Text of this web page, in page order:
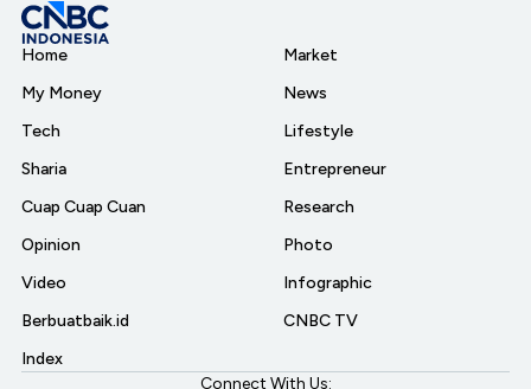
Home
My Money
Tech
Sharia
Cuap Cuap Cuan
Opinion
Video
Berbuatbaik.id
Index
Market
News
Lifestyle
Entrepreneur
Research
Photo
Infographic
CNBC TV
Connect With Us: